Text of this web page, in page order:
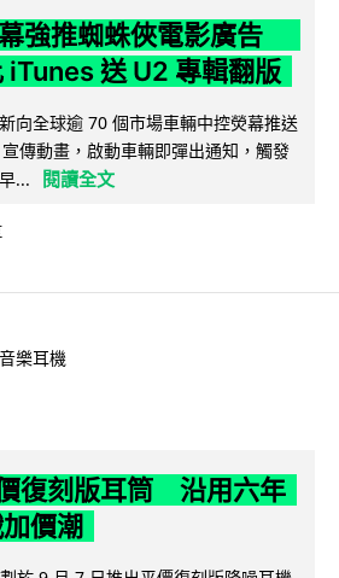
強推蜘蛛俠電影廣告
iTunes 送 U2 專輯翻版
向全球逾 70 個市場車輛中控熒幕推送
宣傳動畫，啟動車輛即彈出通知，觸發
...
閱讀全文
音樂耳機
復刻版耳筒 沿用六年
價潮